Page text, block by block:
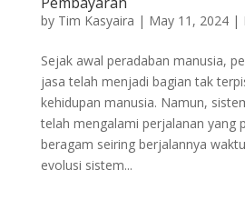
by Tim Kasyaira | May 11, 2024|
Sejak awal peradaban manusia,
jasa telah menjadi bagian tak
kehidupan manusia. Namun,
telah mengalami perjalanan yang
beragam seiring berjalannya
evolusi sistem...